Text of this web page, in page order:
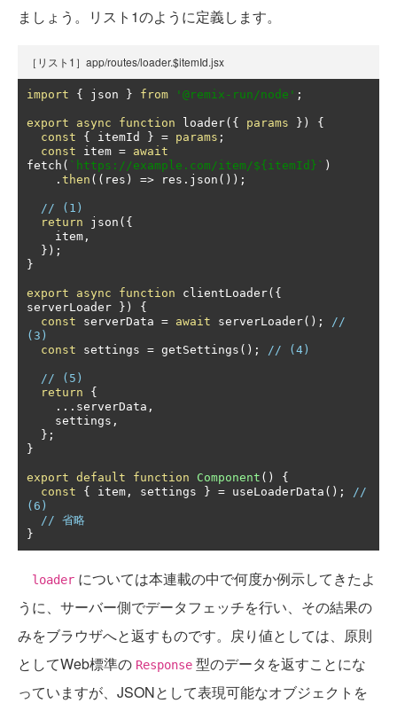
ましょう。リスト1のように定義します。
［リスト1］app/routes/loader.$itemId.jsx
import { json } from '@remix-run/node' ;
export async function loader({ params })
{
const
{ itemId } = params ;
const item = await
fetch ( `https://example.com/item/${itemId}` )
. then (( res ) => res . json ());
// (1)
return json ({
    item
,
});
}
export async function clientLoader({
serverLoader
})
{
const serverData = await serverLoader();
//
(3)
const settings = getSettings (); // (4)
// (5)
return
{
... serverData ,
    settings
,
};
}
export default function Component ()
{
const
{ item , settings } = useLoaderData ();
//
(6)
// 省略
}
loader については本連載の中で何度か例示してきたよ
うに、サーバー側でデータフェッチを行い、その結果の
みをブラウザへと返すものです。戻り値としては、原則
としてWeb標準の Response 型のデータを返すことにな
っていますが、JSONとして表現可能なオブジェクトを